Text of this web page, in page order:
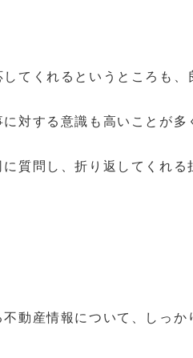
てくれるというところも
対する意識も高いことが
質問し、折り返してくれ
動産情報について、しっ